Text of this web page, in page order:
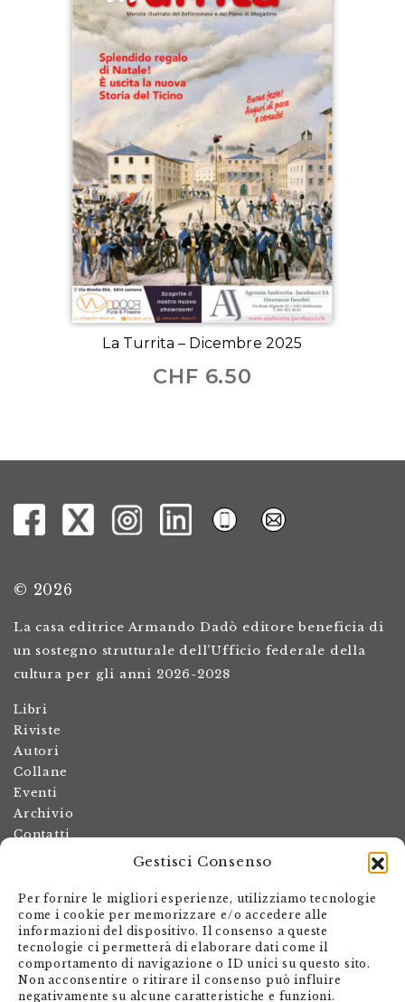
Gestisci Consenso
Per fornire le migliori esperienze, utilizziamo tecnologie
come i cookie per memorizzare e/o accedere alle
informazioni del dispositivo. Il consenso a queste
tecnologie ci permetterà di elaborare dati come il
comportamento di navigazione o ID unici su questo sito.
Non acconsentire o ritirare il consenso può influire
negativamente su alcune caratteristiche e funzioni.
La Turrita – Dicembre 2025
CHF 6.50
© 2026
La casa editrice Armando Dadò editore beneficia di
un sostegno strutturale dell’Ufficio federale della
cultura per gli anni 2026-2028
Libri
Riviste
Autori
Collane
Eventi
Archivio
Contatti
Termini e condizioni
Spese di spedizione
Politica dei resi
Informativa sulla privacy
Il mio account
Carrello